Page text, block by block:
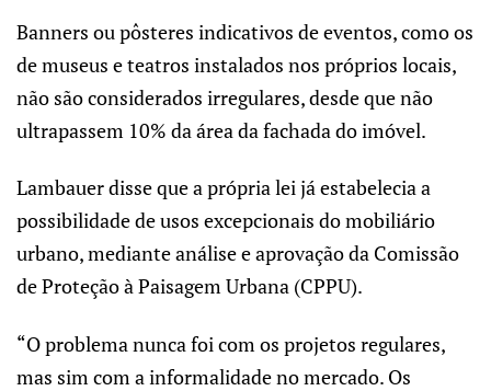
Banners ou pôsteres indicativos de eventos, como os
de museus e teatros instalados nos próprios locais,
não são considerados irregulares, desde que não
ultrapassem 10% da área da fachada do imóvel.
Lambauer disse que a própria lei já estabelecia a
possibilidade de usos excepcionais do mobiliário
urbano, mediante análise e aprovação da Comissão
de Proteção à Paisagem Urbana (CPPU).
“O problema nunca foi com os projetos regulares,
mas sim com a informalidade no mercado. Os